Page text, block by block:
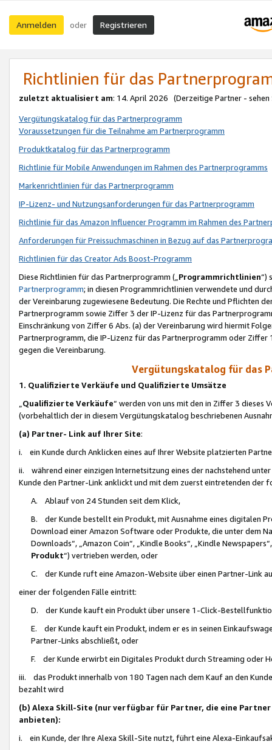
Anmelden oder Registrieren
Richtlinien für das
zuletzt aktualisiert am: 14. April 2026 (Derzeitige Partner - sehen
Vergütungskatalog für das Partnerprogramm
Voraussetzungen für die Teilnahme am Partnerprogramm
Produktkatalog für das Partnerprogramm
Richtlinie für Mobile Anwendungen im Rahmen des Partnerprogramms
Markenrichtlinien für das Partnerprogramm
IP-Lizenz- und Nutzungsanforderungen für das Partnerprogramm
Richtlinie für das Amazon Influencer Programm im Rahmen des
Anforderungen für Preissuchmaschinen in Bezug auf das
Richtlinien für das Creator Ads Boost-Programm
Diese Richtlinien für das Partnerprogramm („Programmrichtlinien“)
Partnerprogramm; in diesen Programmrichtlinien verwendete und
der Vereinbarung zugewiesene Bedeutung. Die Rechte und Pflichten
Partnerprogramm sowie Ziffer 3 der IP-Lizenz für das
Einschränkung von Ziffer 6 Abs. (a) der Vereinbarung wird hiermit
Partnerprogramm, die IP-Lizenz für das Partnerprogramm oder
gegen die Vereinbarung.
Vergütungskatalog für das
1. Qualifizierte Verkäufe und Qualifizierte Umsätze
Qualifizierte Verkäufe“ werden von uns mit den in Ziffer 3
(vorbehaltlich der in diesem Vergütungskatalog beschriebenen
(a) Partner- Link auf Ihrer Site:
i. ein Kunde durch Anklicken eines auf Ihrer Website platzierten
ii. während einer einzigen Internetsitzung eines der nachstehend
Kunde den Partner-Link anklickt und mit dem zuerst eintretenden der
A. Ablauf von 24 Stunden seit dem Klick,
B. der Kunde bestellt ein Produkt, mit Ausnahme eines digitalen
Download einer Amazon Software oder Produkte, die unter dem
Downloads“, „Amazon Coin“, „Kindle Books“, „Kindle
Produkt“) vertrieben werden, oder
C. der Kunde ruft eine Amazon-Website über einen Partner-Link
einer der folgenden Fälle eintritt:
D. der Kunde kauft ein Produkt über unsere 1-Click-
E. der Kunde kauft ein Produkt, indem er es in seinen
Partner-Links abschließt, oder
F. der Kunde erwirbt ein Digitales Produkt durch Streaming oder
iii. das Produkt innerhalb von 180 Tagen nach dem Kauf an den
bezahlt wird
(b) Alexa Skill-Site (nur verfügbar für Partner, die eine
anbieten):
i. ein Kunde, der Ihre Alexa Skill-Site nutzt, führt eine Alexa-